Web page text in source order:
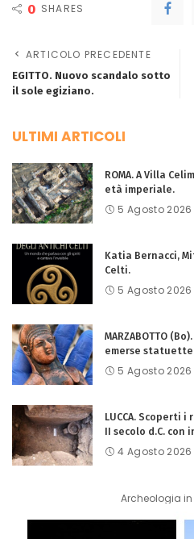
0 SHARES
ARTICOLO PRECEDENTE
EGITTO. Nuovo scandalo sotto
il sole egiziano.
ULTIMI ARTICOLI
ROMA. A Villa
età imperiale.
5 Agosto 2026
Katia Bernacci,
Celti.
5 Agosto 2026
MARZABOTTO
emerse
5 Agosto 2026
LUCCA. Scoperti
II secolo d.C.
4 Agosto 2026
Archeologia in